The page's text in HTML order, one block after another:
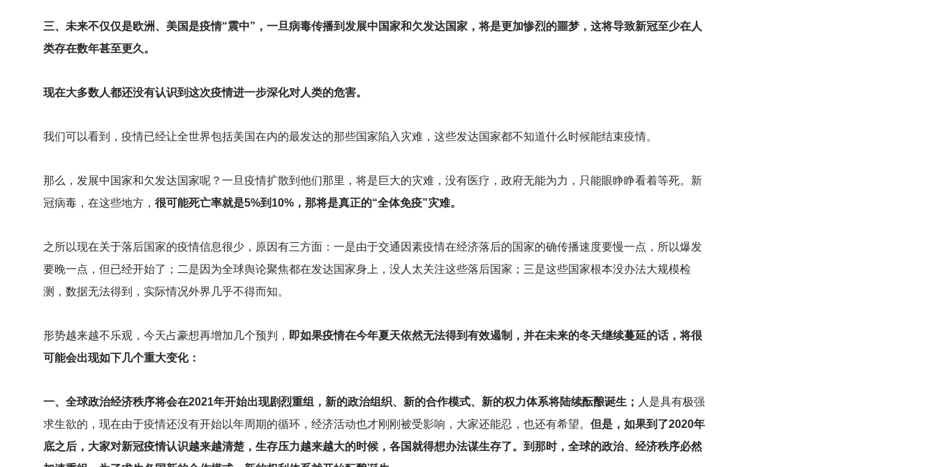
三、未来不仅仅是欧洲、美国是疫情“震中”，一旦病毒传播到发展中国家和欠发达国家，将是更加惨烈的噩梦，这将导致新冠至少在人
类存在数年甚至更久。
现在大多数人都还没有认识到这次疫情进一步深化对人类的危害。
我们可以看到，疫情已经让全世界包括美国在内的最发达的那些国家陷入灾难，这些发达国家都不知道什么时候能结束疫情。
那么，发展中国家和欠发达国家呢？一旦疫情扩散到他们那里，将是巨大的灾难，没有医疗，政府无能为力，只能眼睁睁看着等死。新
冠病毒，在这些地方， 很可能死亡率就是5%到10%，那将是真正的“全体免疫”灾难。
之所以现在关于落后国家的疫情信息很少，原因有三方面：一是由于交通因素疫情在经济落后的国家的确传播速度要慢一点，所以爆发
要晚一点，但已经开始了；二是因为全球舆论聚焦都在发达国家身上，没人太关注这些落后国家；三是这些国家根本没办法大规模检
测，数据无法得到，实际情况外界几乎不得而知。
形势越来越不乐观，今天占豪想再增加几个预判， 即如果疫情在今年夏天依然无法得到有效遏制，并在未来的冬天继续蔓延的话，将很
可能会出现如下几个重大变化：
一、全球政治经济秩序将会在2021年开始出现剧烈重组，新的政治组织、新的合作模式、新的权力体系将陆续酝酿诞生； 人是具有极强
求生欲的，现在由于疫情还没有开始以年周期的循环，经济活动也才刚刚被受影响，大家还能忍，也还有希望。 但是，如果到了2020年
底之后，大家对新冠疫情认识越来越清楚，生存压力越来越大的时候，各国就得想办法谋生存了。到那时，全球的政治、经济秩序必然